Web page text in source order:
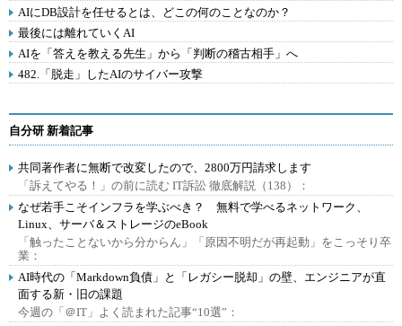
AIにDB設計を任せるとは、どこの何のことなのか？
最後には離れていくAI
AIを「答えを教える先生」から「判断の稽古相手」へ
482.「脱走」したAIのサイバー攻撃
自分研 新着記事
共同著作者に無断で改変したので、2800万円請求します
「訴えてやる！」の前に読む IT訴訟 徹底解説（138）：
なぜ若手こそインフラを学ぶべき？ 無料で学べるネットワーク、
Linux、サーバ＆ストレージのeBook
「触ったことないから分からん」「原因不明だが再起動」をこっそり卒
業：
AI時代の「Markdown負債」と「レガシー脱却」の壁、エンジニアが直
面する新・旧の課題
今週の「＠IT」よく読まれた記事“10選”：